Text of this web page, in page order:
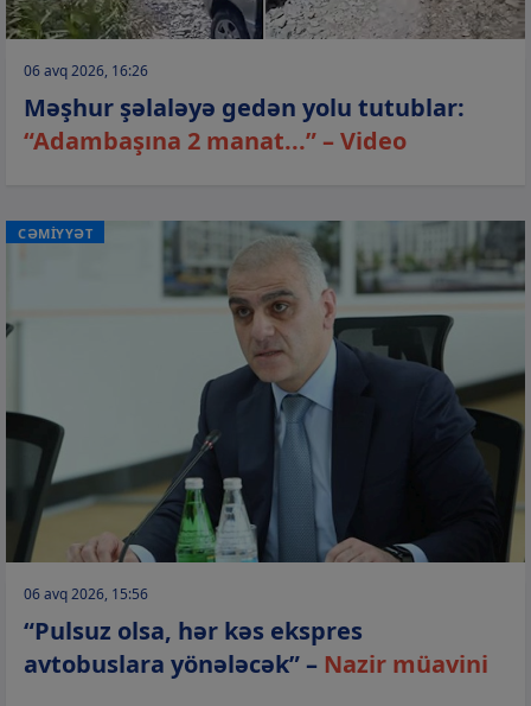
06 avq 2026, 16:26
Məşhur şəlaləyə gedən yolu tutublar:
“Adambaşına 2 manat...” – Video
CƏMİYYƏT
06 avq 2026, 15:56
“Pulsuz olsa, hər kəs ekspres
avtobuslara yönələcək” – Nazir müavini